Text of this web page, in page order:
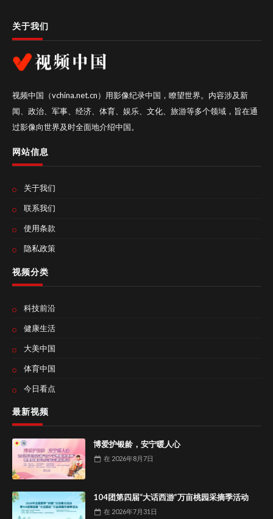
关于我们
视频中国（vchina.net.cn）用影像纪录中国，瞭望世界。内容涉及新
闻、政治、军事、经济、体育、娱乐、文化、旅游等多个领域，旨在通
过影像向世界及时全面地介绍中国。
网站信息
关于我们
联系我们
使用条款
隐私政策
视频分类
科技前沿
健康生活
大美中国
体育中国
今日看点
最新视频
博爱护银龄，安宁暖人心
在 2026年8月7日
104团第四届“大话西游”万亩桃园采摘季活动
在 2026年7月31日